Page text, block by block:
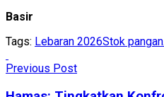
Basir
Tags: Lebaran 2026Stok
Previous Post